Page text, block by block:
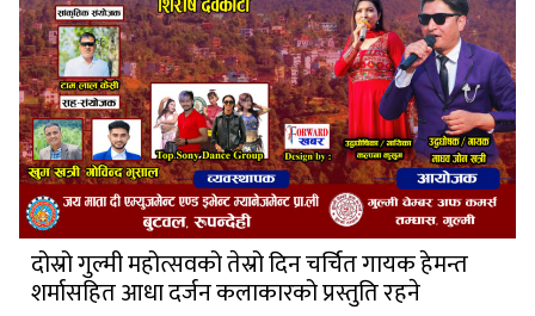
दोस्रो गुल्मी महोत्सवको तेस्रो दिन चर्चित गायक हेमन्त
शर्मासहित आधा दर्जन कलाकारको प्रस्तुति रहने